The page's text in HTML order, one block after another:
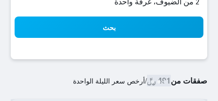
بحث
صفقات من491 ﷼ /أرخص سعر الليلة الواحدة